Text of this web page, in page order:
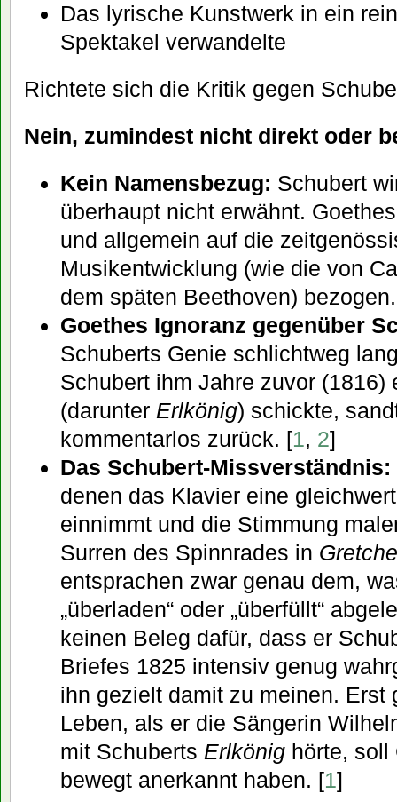
Das lyrische Kunstwerk in ein
Spektakel verwandelte
Richtete sich die Kritik gegen
Nein, zumindest nicht direkt oder
Kein Namensbezug: Schubert
überhaupt nicht erwähnt.
und allgemein auf die
Musikentwicklung (wie die von
dem späten Beethoven)
Goethes Ignoranz gegenüber
Schuberts Genie schlichtweg
Schubert ihm Jahre zuvor (1816)
(darunter Erlkönig) schickte,
kommentarlos zurück. [1, 2]
Das Schubert-Missverständnis:
denen das Klavier eine
einnimmt und die Stimmung
Surren des Spinnrades in
entsprachen zwar genau dem,
„überladen“ oder „überfüllt“
keinen Beleg dafür, dass er
Briefes 1825 intensiv genug
ihn gezielt damit zu meinen. Erst
Leben, als er die Sängerin
mit Schuberts Erlkönighörte, soll
bewegt anerkannt haben. [1]